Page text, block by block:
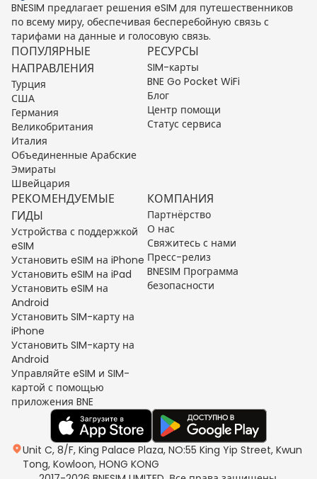
BNESIM предлагает решения eSIM для путешественников
по всему миру, обеспечивая бесперебойную связь с
тарифами на данные и голосовую связь.
ПОПУЛЯРНЫЕ
НАПРАВЛЕНИЯ
Турция
США
Германия
Великобритания
Италия
Объединенные Арабские
Эмираты
Швейцария
РЕСУРСЫ
SIM-карты
BNE Go Pocket WiFi
Блог
Центр помощи
Статус сервиса
РЕКОМЕНДУЕМЫЕ
ГИДЫ
Устройства с поддержкой
eSIM
Установить eSIM на iPhone
Установить eSIM на iPad
Установить eSIM на
Android
Установить SIM-карту на
iPhone
Установить SIM-карту на
Android
Управляйте eSIM и SIM-
картой с помощью
приложения BNE
КОМПАНИЯ
Партнёрство
О нас
Свяжитесь с нами
Пресс-релиз
BNESIM Программа
безопасности
Unit C, 8/F, King Palace Plaza, NO:55 King Yip Street, Kwun
Tong, Kowloon, HONG KONG